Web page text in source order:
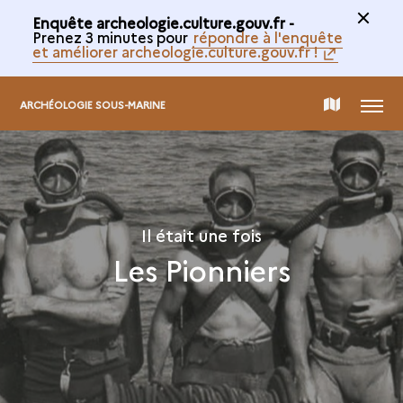
Enquête archeologie.culture.gouv.fr -
Prenez 3 minutes pour répondre à l'enquête
et améliorer archeologie.culture.gouv.fr !
ARCHÉOLOGIE SOUS-MARINE CARTE
DE
LA
COLLECTION
MENU
Il était une fois
Les Pionniers